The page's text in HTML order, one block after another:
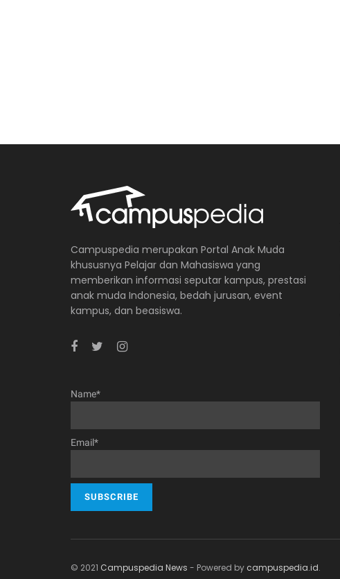
Campuspedia merupakan Portal Anak Muda
khususnya Pelajar dan Mahasiswa yang
memberikan informasi seputar kampus, prestasi
anak muda Indonesia, bedah jurusan, event
kampus, dan beasiswa.
Name*
Email*
© 2021 Campuspedia News - Powered by campuspedia.id.